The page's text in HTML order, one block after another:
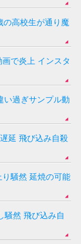
の高校生が通り魔
で炎上 インスタ
い過ぎサンプル動
延 飛び込み自殺
騒然 延焼の可能
騒然 飛び込み自